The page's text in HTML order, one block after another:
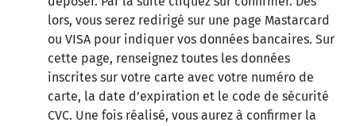
lors, vous serez redirigé sur une page Mastarcard
ou VISA pour indiquer vos données bancaires. Sur
cette page, renseignez toutes les données
inscrites sur votre carte avec votre numéro de
carte, la date d’expiration et le code de sécurité
CVC. Une fois réalisé, vous aurez à confirmer la